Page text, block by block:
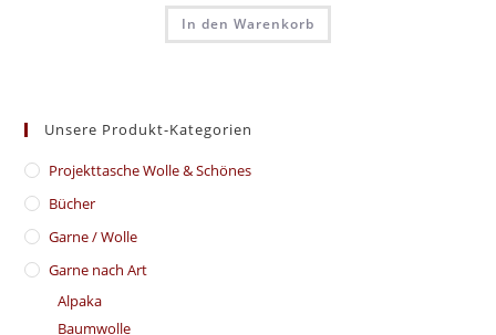
In den Warenkorb
Unsere Produkt-Kategorien
​Projekttasche Wolle & Schönes
Bücher
Garne / Wolle
Garne nach Art
Alpaka
Baumwolle